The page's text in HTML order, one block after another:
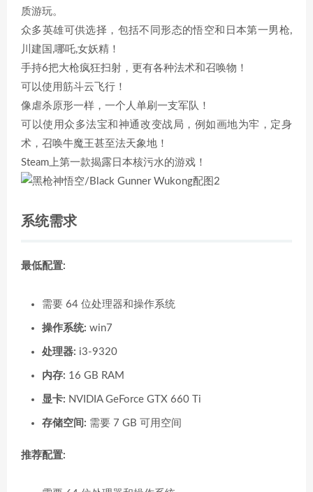
质游玩。
众多英雄可供选择，包括不同形态的悟空和日本第一男枪,
川建国,哪吒,女妖精！
手持6把大枪疯狂扫射，更有各种法术和召唤物！
可以使用筋斗云飞行！
像虐杀原形一样，一个人单刷一支军队！
可以使用众多法宝和神通改变战局，例如画地为牢，定身
术，召唤牛魔王甚至法天象地！
Steam上第一款揭露日本核污水的游戏！
系统需求
最低配置:
需要 64 位处理器和操作系统
操作系统: win7
处理器: i3-9320
内存: 16 GB RAM
显卡: NVIDIA GeForce GTX 660 Ti
存储空间: 需要 7 GB 可用空间
推荐配置: